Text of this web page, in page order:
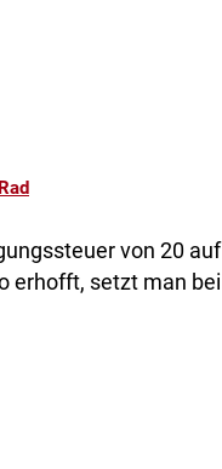
von 20 auf
erhofft, setzt man bei